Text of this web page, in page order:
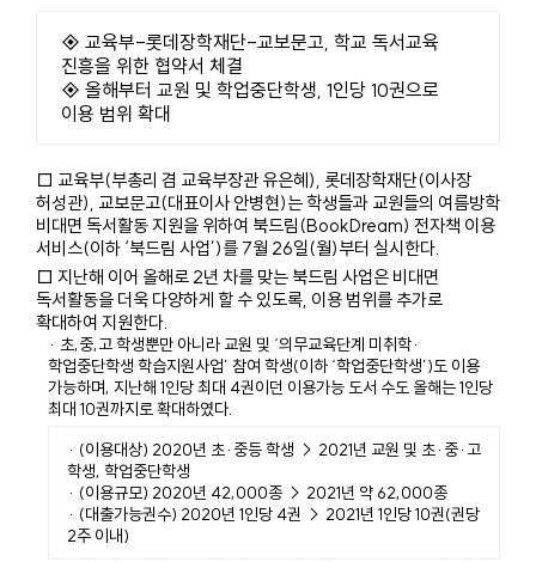
◈ 교육부-롯데장학재단-교보문고, 학교 독서교육
진흥을 위한 협약서 체결
◈ 올해부터 교원 및 학업중단학생, 1인당 10권으로
이용 범위 확대
□ 교육부(부총리 겸 교육부장관 유은혜), 롯데장학재단(이사장
허성관), 교보문고(대표이사 안병현)는 학생들과 교원들의 여름방학
비대면 독서활동 지원을 위하여 북드림(BookDream) 전자책 이용
서비스(이하 ‘북드림 사업’)를 7월 26일(월)부터 실시한다.
□ 지난해 이어 올해로 2년 차를 맞는 북드림 사업은 비대면
독서활동을 더욱 다양하게 할 수 있도록, 이용 범위를 추가로
확대하여 지원한다.
· 초,중,고 학생뿐만 아니라 교원 및 ‘의무교육단계 미취학·
학업중단학생 학습지원사업’ 참여 학생(이하 ‘학업중단학생’)도 이용
가능하며, 지난해 1인당 최대 4권이던 이용가능 도서 수도 올해는 1인당
최대 10권까지로 확대하였다.
· (이용대상) 2020년 초·중등 학생 → 2021년 교원 및 초·중·고
학생, 학업중단학생
· (이용규모) 2020년 42,000종 → 2021년 약 62,000종
· (대출가능권수) 2020년 1인당 4권 → 2021년 1인당 10권(권당
2주 이내)